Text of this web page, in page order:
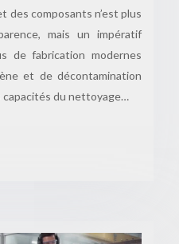
des composants n’est plus
mais un impératif
de fabrication modernes
et de décontamination
capacités du nettoyage…